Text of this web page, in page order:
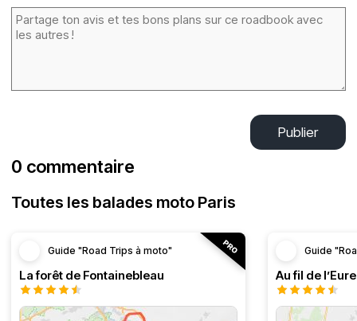
Publier
0 commentaire
Toutes les balades moto Paris
Guide "Road Trips à moto"
La forêt de Fontainebleau
Guide
Au fil de l’Eure